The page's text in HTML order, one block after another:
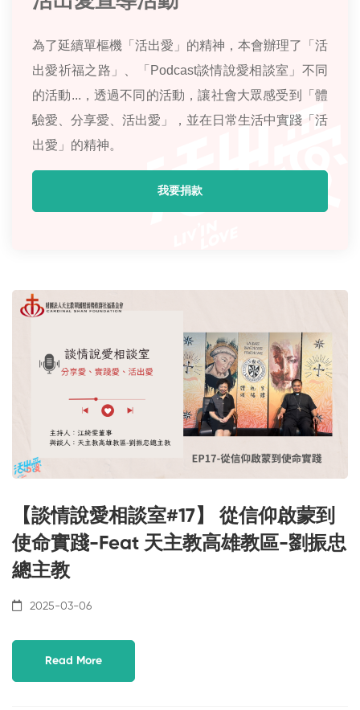
為了延續單樞機「活出愛」的精神，本會辦理了「活
出愛祈福之路」、「Podcast談情說愛相談室」不同
的活動...，透過不同的活動，讓社會大眾感受到「體
驗愛、分享愛、活出愛」，並在日常生活中實踐「活
出愛」的精神。
我要捐款
【談情說愛相談室#17】 從信仰啟蒙到
使命實踐-Feat 天主教高雄教區-劉振忠
總主教
2025-03-06
Read More